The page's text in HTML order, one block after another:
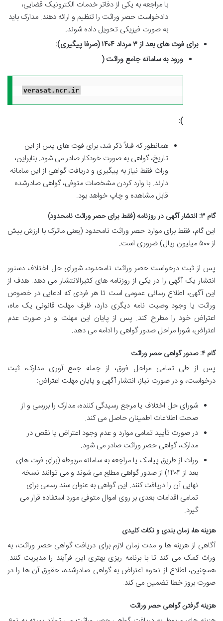
با مراجعه به یکی از دفاتر خدمات الکترونیک قضایی،
دادخواست حصر وراثت را تنظیم و ارائه دهند. مدارک باید
به صورت فیزیکی تحویل داده شوند.
برای فوت های بعد از ۳ مرداد ۱۴۰۴ (صرفا پیگیری):
ورود به سامانه جامع وراثت (
verasat.ncr.ir
):
همانطور که قبلاً ذکر شد، برای فوت های پس از این
تاریخ، گواهی به صورت خودکار صادر می شود. بنابراین،
وراث فقط نیاز به پیگیری و دریافت گواهی از این سامانه
دارند. با وارد کردن مشخصات متوفی، گواهی صادرشده
قابل مشاهده و چاپ خواهد بود.
گام ۳: انتشار آگهی در روزنامه (فقط برای حصر وراثت نامحدود)
این گام، فقط برای موارد حصر وراثت نامحدود (یعنی ماترک با ارزش بیش
از ۵۰۰ میلیون ریال) ضروری است.
پس از ثبت درخواست حصر وراثت نامحدود، شورای حل اختلاف دستور
انتشار یک آگهی را در یکی از روزنامه های کثیرالانتشار می دهد. هدف از
این آگهی، اطلاع رسانی عمومی است تا هر فردی که ادعایی در خصوص
وراثت یا وجود وصیت نامه دیگری دارد، ظرف مهلت قانونی یک ماه،
اعتراض خود را مطرح کند. پس از پایان این مهلت و در صورت عدم
اعتراض، شورا مراحل صدور گواهی را ادامه می دهد.
گام ۴: صدور گواهی حصر وراثت
پس از طی تمامی مراحل فوق، از جمله جمع آوری مدارک، ثبت
درخواست، و در صورت نیاز، انتشار آگهی و پایان مهلت اعتراض:
شورای حل اختلاف یا مرجع رسیدگی کننده، مدارک را بررسی و از
صحت اطلاعات اطمینان حاصل می کند.
در صورت تأیید تمامی موارد و عدم وجود اعتراض یا نقص در
مدارک، گواهی حصر وراثت صادر می شود.
وراث از طریق پیامک یا مراجعه به سامانه مربوطه (برای فوت های
بعد از ۱۴۰۴) از صدور گواهی مطلع می شوند و می توانند نسخه
نهایی آن را دریافت کنند. این گواهی به عنوان سند رسمی برای
تمامی اقدامات بعدی بر روی اموال متوفی مورد استفاده قرار می
گیرد.
هزینه ها، زمان بندی و نکات کلیدی
آگاهی از هزینه ها و مدت زمان لازم برای دریافت گواهی حصر وراثت، به
وراث کمک می کند تا با برنامه ریزی بهتری این فرآیند را مدیریت کنند.
همچنین، اطلاع از نحوه اعتراض به گواهی صادرشده، حقوق آن ها را در
صورت بروز خطا تضمین می کند.
هزینه گرفتن گواهی حصر وراثت